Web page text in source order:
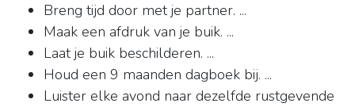
Breng tijd door met je partner. ...
Maak een afdruk van je buik. ...
Laat je buik beschilderen. ...
Houd een 9 maanden dagboek bij. ...
Luister elke avond naar dezelfde rustgevende